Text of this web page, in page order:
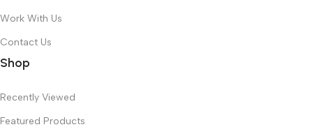
Work With Us
Contact Us
Shop
Recently Viewed
Featured Products